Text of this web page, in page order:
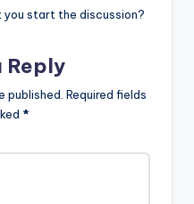
you start the discussion?
Reply
published. Required fields
*